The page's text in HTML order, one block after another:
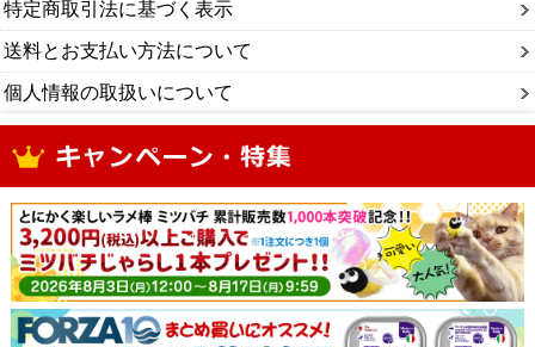
特定商取引法に基づく表示
送料とお支払い方法について
個人情報の取扱いについて